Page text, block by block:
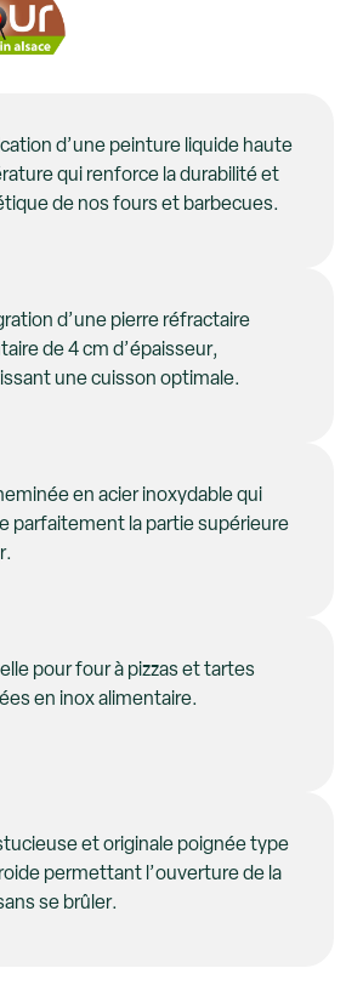
d’une peinture liquide haute
qui renforce la durabilité et
de nos fours et barbecues.
d’une pierre réfractaire
de 4 cm d’épaisseur,
une cuisson optimale.
en acier inoxydable qui
parfaitement la partie supérieure
pour four à pizzas et tartes
en inox alimentaire.
et originale poignée type
permettant l’ouverture de la
se brûler.